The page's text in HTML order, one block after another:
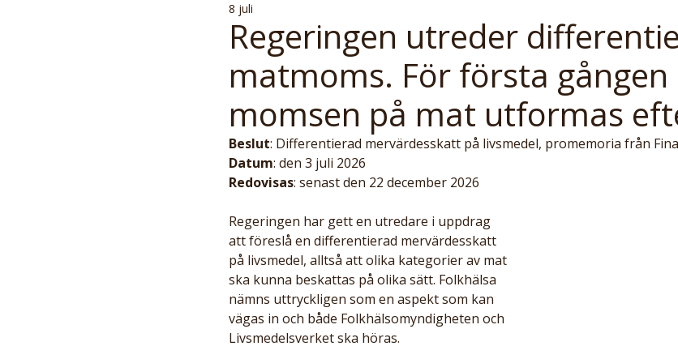
Regeringen utreder
matmoms. För första gången
momsen på mat utformas
8 juli
Beslut: Differentierad mervärdesskatt på livsmedel, promemoria från
Datum: den 3 juli 2026
Redovisas: senast den 22 december 2026
Regeringen har gett en utredare i uppdrag
att föreslå en differentierad mervärdesskatt
på livsmedel, alltså att olika kategorier av mat
ska kunna beskattas på olika sätt. Folkhälsa
nämns uttryckligen som en aspekt som kan
vägas in och både Folkhälsomyndigheten och
Livsmedelsverket ska höras.